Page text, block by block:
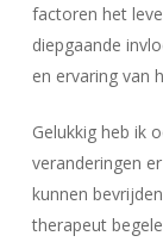
factoren het
diepgaande
en ervaring van
Gelukkig heb ik
veranderingen
kunnen
therapeut